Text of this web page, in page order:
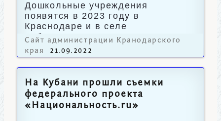
Дошкольные учреждения
появятся в 2023 году в
Краснодаре и в селе
Кабардинка.
Сайт администрации Кранодарского
края
21.09.2022
На Кубани прошли съемки
федерального проекта
«Национальность.ru»